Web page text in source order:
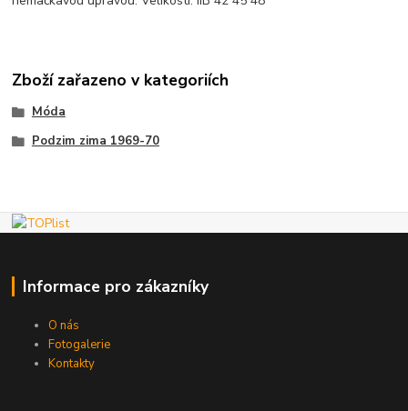
Zboží zařazeno v kategoriích
Móda
Podzim zima 1969-70
Informace pro zákazníky
O nás
Fotogalerie
Kontakty